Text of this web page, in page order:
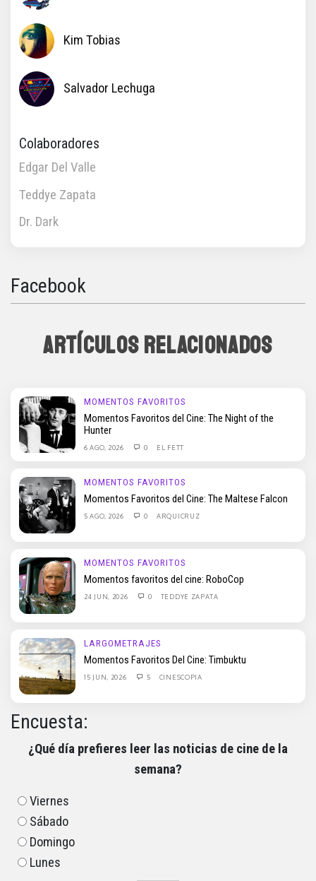
Kim Tobias
Salvador Lechuga
Colaboradores
Edgar Del Valle
Teddye Zapata
Dr. Dark
Facebook
ARTÍCULOS RELACIONADOS
MOMENTOS FAVORITOS
Momentos Favoritos del Cine: The Night of the
Hunter
6 AGO, 2026 0 EL FETT
MOMENTOS FAVORITOS
Momentos Favoritos del Cine: The Maltese Falcon
5 AGO, 2026 0 ARQUICRUZ
MOMENTOS FAVORITOS
Momentos favoritos del cine: RoboCop
24 JUN, 2026 0 TEDDYE ZAPATA
LARGOMETRAJES
Momentos Favoritos Del Cine: Timbuktu
15 JUN, 2026 5 CINESCOPIA
Encuesta:
¿Qué día prefieres leer las noticias de cine de la
semana?
Viernes
Sábado
Domingo
Lunes